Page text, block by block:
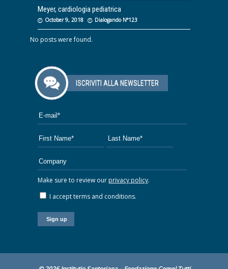
Meyer, cardiologia pediatrica
October 9, 2018 Dialogando N°123
No posts were found.
ISCRIVITI ALLA NEWSLETTER
Make sure to review ourprivacy policy.
I accept terms and conditions.